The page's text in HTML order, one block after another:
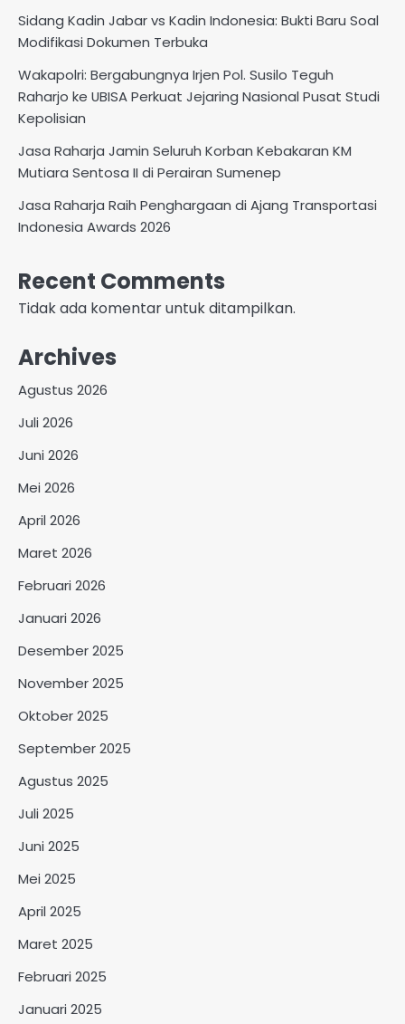
Sidang Kadin Jabar vs Kadin Indonesia: Bukti Baru Soal
Modifikasi Dokumen Terbuka
Wakapolri: Bergabungnya Irjen Pol. Susilo Teguh
Raharjo ke UBISA Perkuat Jejaring Nasional Pusat Studi
Kepolisian
Jasa Raharja Jamin Seluruh Korban Kebakaran KM
Mutiara Sentosa II di Perairan Sumenep
Jasa Raharja Raih Penghargaan di Ajang Transportasi
Indonesia Awards 2026
Recent Comments
Tidak ada komentar untuk ditampilkan.
Archives
Agustus 2026
Juli 2026
Juni 2026
Mei 2026
April 2026
Maret 2026
Februari 2026
Januari 2026
Desember 2025
November 2025
Oktober 2025
September 2025
Agustus 2025
Juli 2025
Juni 2025
Mei 2025
April 2025
Maret 2025
Februari 2025
Januari 2025